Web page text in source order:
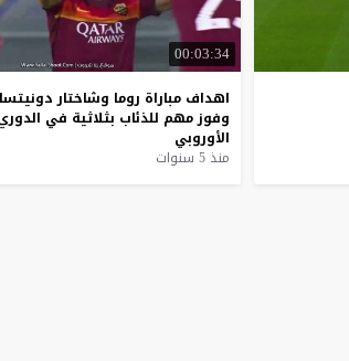
00:03:34
اهداف مباراة روما وشاختار
وفوزمهم للذئاب بثلاثية في
الأوروبي
منذ 5 سنوات